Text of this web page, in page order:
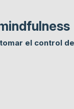
el control